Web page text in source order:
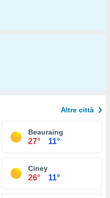
Altre città
Beauraing
27° 11°
Ciney
26° 11°